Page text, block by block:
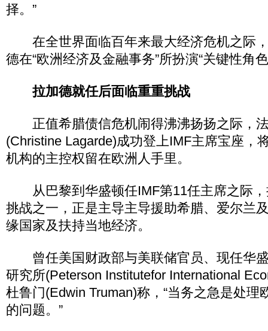
择。”
在全世界面临百年来最大经济危机之际
德在“欧洲经济及金融事务”所扮演“关键性角
拉加德就任后面临重重挑战
正值希腊债信危机闹得沸沸扬扬之际，
(Christine Lagarde)成功登上IMF主席宝座，
机构的主控权留在欧洲人手里。
从巴黎到华盛顿任IMF第11任主席之际，
挑战之一，正是主导主导援助希腊、爱尔兰
缘国家及扶持当地经济。
曾任美国财政部与美联储官员、现任华
研究所(Peterson Institutefor International
杜鲁门(Edwin Truman)称，“当务之急是处理
的问题。”